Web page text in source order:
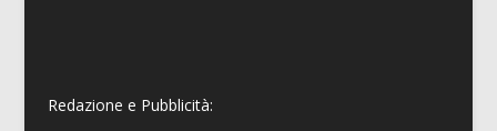
Redazione e Pubblicità: